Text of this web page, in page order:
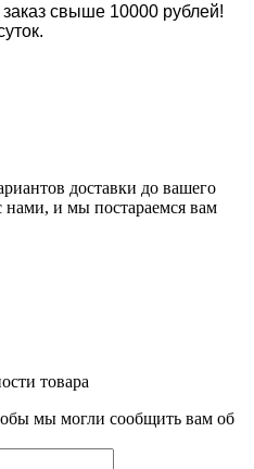
свыше 10000 рублей!
доставки до вашего
нами, и мы постараемся вам
товара
мы могли сообщить вам об